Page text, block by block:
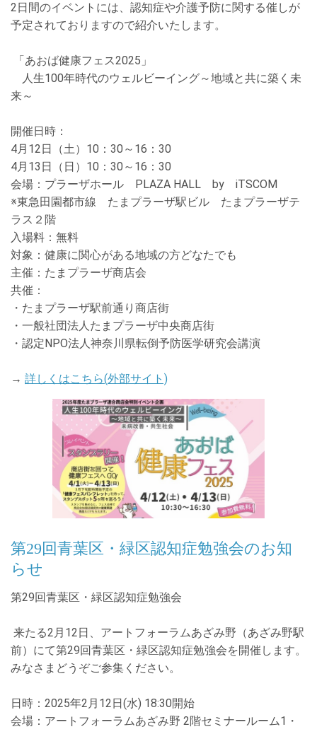
2日間のイベントには、認知症や介護予防に関する催しが
予定されておりますので紹介いたします。
「あおば健康フェス2025」
人生100年時代のウェルビーイング～地域と共に築く未
来～
開催日時：
4月 12日（土） 10 ： 30 ～ 16 ： 30
4月 13 日（日） 10 ： 30 ～ 16 ： 30
会場： プラーザホール PLAZA HALL by
iTSCOM
※東急田園都市線 たまプラーザ駅ビル たまプラーザテ
ラス２階
入場料： 無料
対象： 健康に関心がある地域の方どなたでも
主催： たまプラーザ商店会
共催：
・たまプラーザ駅前通り商店街
・一般社団法人たまプラーザ中央商店街
・認定NPO法人神奈川県転倒予防医学研究会講演
→ 詳しくはこちら(外部サイト)
第29回青葉区・緑区認知症勉強会のお知
らせ
第29回青葉区・緑区認知症勉強会
来たる2月12日、アートフォーラムあざみ野（あざみ野駅
前）にて第29回青葉区・緑区認知症勉強会を開催します。
みなさまどうぞご参集ください。
日時： 2025年2月12日(水) 18:30開始
会場：アートフォーラムあざみ野 2階セミナールーム1 ・